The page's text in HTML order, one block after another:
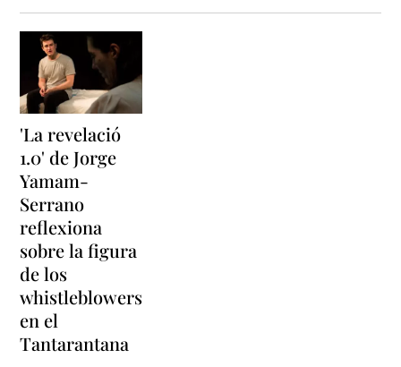
'La revelació
1.0' de Jorge
Yamam-
Serrano
reflexiona
sobre la figura
de los
whistleblowers
en el
Tantarantana